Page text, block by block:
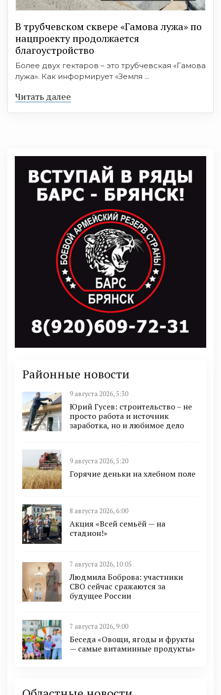
В трубчевском сквере «Гамова лужа» по
нацпроекту продолжается
благоустройство
Более двух гектаров – это трубчевская «Гамова
лужа». Как информирует «Земля ...
Читать далее
Районные новости
9 августа 2026, 5:30
Юрий Гусев: строительство – не
просто работа и источник
заработка, но и любимое дело
9 августа 2026, 5:20
Горячие деньки на хлебном поле
8 августа 2026, 6:00
Акция «Всей семьёй — на
стадион!»
7 августа 2026, 10:05
Людмила Боброва: участники
СВО сейчас сражаются за
будущее России
7 августа 2026, 9:00
Беседа «Овощи, ягоды и фрукты
— самые витаминные продукты»